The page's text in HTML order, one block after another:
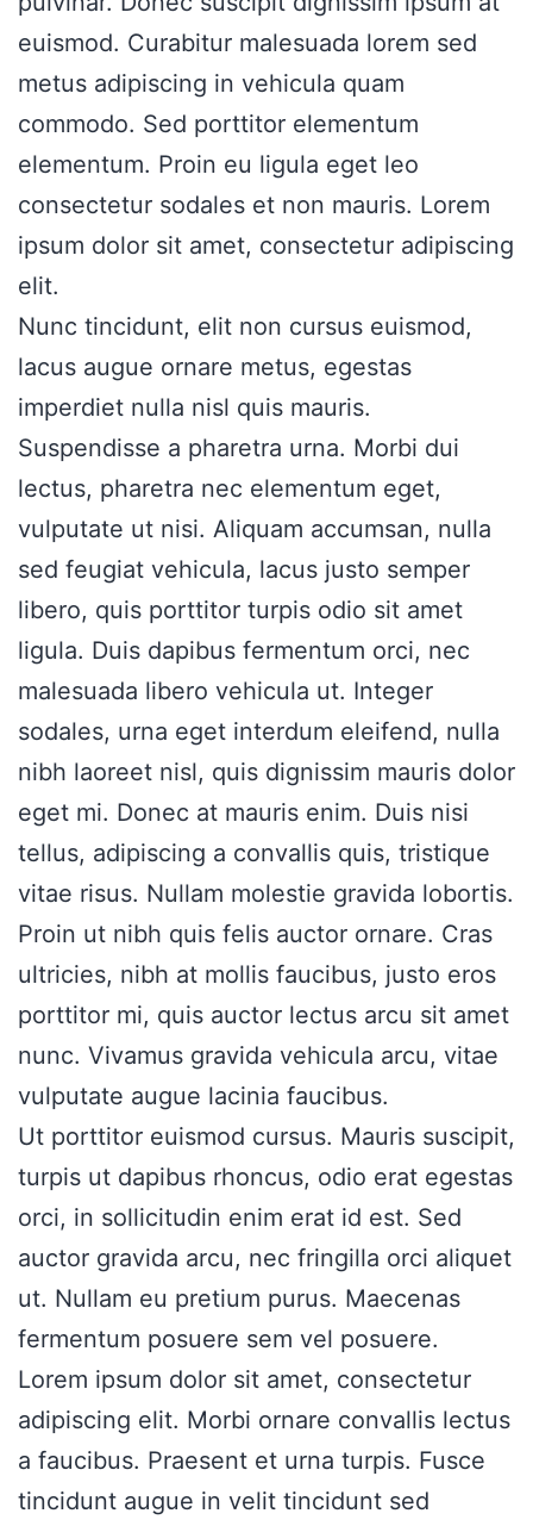
euismod. Curabitur malesuada lorem sed
metus adipiscing in vehicula quam
commodo. Sed porttitor elementum
elementum. Proin eu ligula eget leo
consectetur sodales et non mauris. Lorem
ipsum dolor sit amet, consectetur adipiscing
elit.
Nunc tincidunt, elit non cursus euismod,
lacus augue ornare metus, egestas
imperdiet nulla nisl quis mauris.
Suspendisse a pharetra urna. Morbi dui
lectus, pharetra nec elementum eget,
vulputate ut nisi. Aliquam accumsan, nulla
sed feugiat vehicula, lacus justo semper
libero, quis porttitor turpis odio sit amet
ligula. Duis dapibus fermentum orci, nec
malesuada libero vehicula ut. Integer
sodales, urna eget interdum eleifend, nulla
nibh laoreet nisl, quis dignissim mauris dolor
eget mi. Donec at mauris enim. Duis nisi
tellus, adipiscing a convallis quis, tristique
vitae risus. Nullam molestie gravida lobortis.
Proin ut nibh quis felis auctor ornare. Cras
ultricies, nibh at mollis faucibus, justo eros
porttitor mi, quis auctor lectus arcu sit amet
nunc. Vivamus gravida vehicula arcu, vitae
vulputate augue lacinia faucibus.
Ut porttitor euismod cursus. Mauris suscipit,
turpis ut dapibus rhoncus, odio erat egestas
orci, in sollicitudin enim erat id est. Sed
auctor gravida arcu, nec fringilla orci aliquet
ut. Nullam eu pretium purus. Maecenas
fermentum posuere sem vel posuere.
Lorem ipsum dolor sit amet, consectetur
adipiscing elit. Morbi ornare convallis lectus
a faucibus. Praesent et urna turpis. Fusce
tincidunt augue in velit tincidunt sed